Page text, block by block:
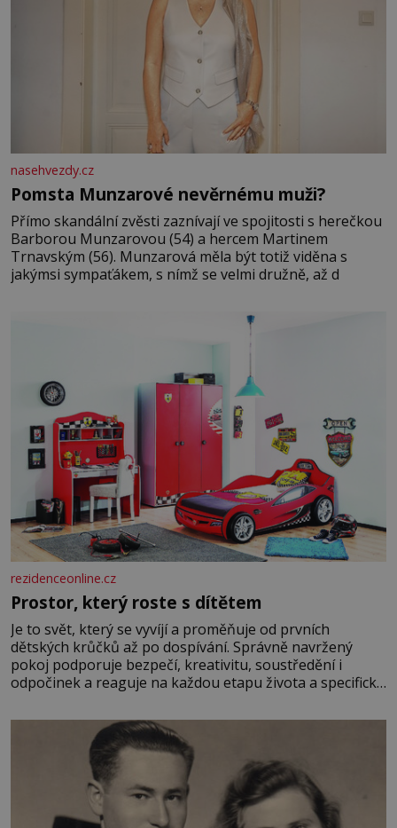
nasehvezdy.cz
Pomsta Munzarové nevěrnému muži?
Přímo skandální zvěsti zaznívají ve spojitosti s herečkou
Barborou Munzarovou (54) a hercem Martinem
Trnavským (56). Munzarová měla být totiž viděna s
jakýmsi sympaťákem, s nímž se velmi družně, až d
rezidenceonline.cz
Prostor, který roste s dítětem
Je to svět, který se vyvíjí a proměňuje od prvních
dětských krůčků až po dospívání. Správně navržený
pokoj podporuje bezpečí, kreativitu, soustředění i
odpočinek a reaguje na každou etapu života a specifické
měkkost a bezpečí, proto by pokoj miminka měl působit
především klidně a útulně. Předškolní věk je